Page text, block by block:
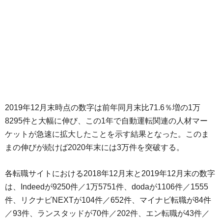
2019年12月末時点の数字は前年同月末比71.6％増の1万
8295件と大幅に伸び、この1年で自動運転関連の人材マー
ケットが急速に拡大したことを示す結果となった。このま
まの伸びが続けば2020年末には3万件を突破する。
各転職サイトにおける2018年12月末と2019年12月末の数字
は、Indeedが9250件／1万5751件、dodaが1106件／1555
件、リクナビNEXTが104件／652件、マイナビ転職が84件
／93件、ランスタッドが70件／202件、エン転職が43件／